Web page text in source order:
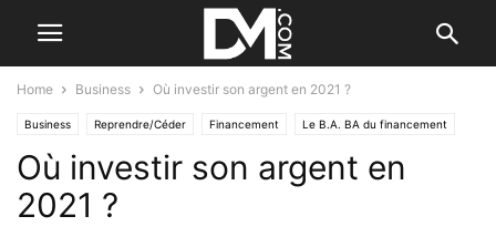
Home Business Où investir son argent en 2021 ?
Business Reprendre/Céder Financement Le B.A. BA du financement
Où investir son argent en
2021 ?